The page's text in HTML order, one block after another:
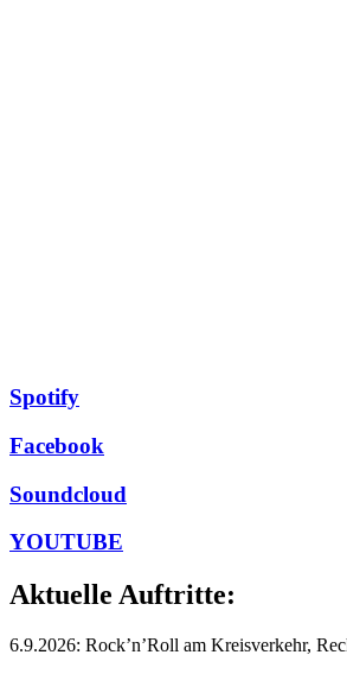
Spotify
Facebook
Soundcloud
YOUTUBE
Aktuelle Auftritte:
6.9.2026: Rock’n’Roll am Kreisverkehr,